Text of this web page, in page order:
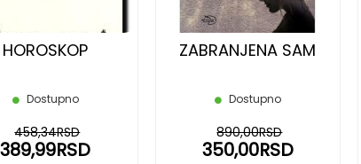
HOROSKOP
Dostupno
389,99RSD
458,34RSD
ZABRANJENA SAM
Dostupno
350,00RSD
890,00RSD